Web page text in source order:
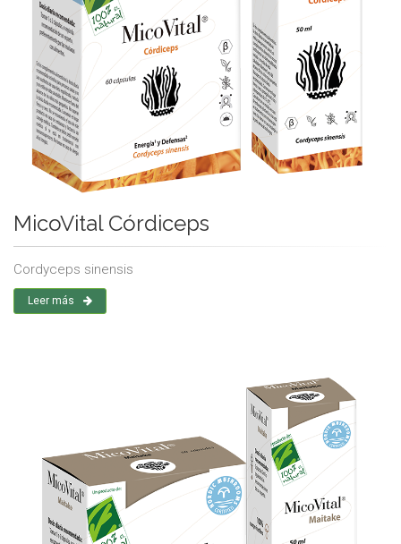
MicoVital Córdiceps
Cordyceps sinensis
Leer más